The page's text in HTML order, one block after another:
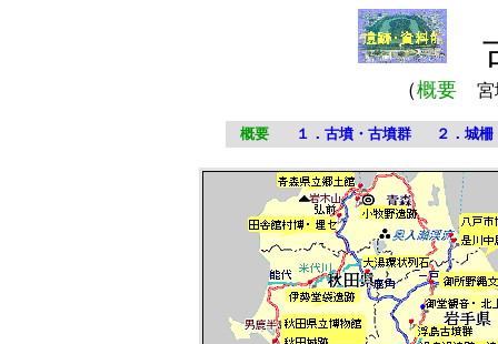
（概要 宮
概要 １．古墳・古墳群 ２．城柵